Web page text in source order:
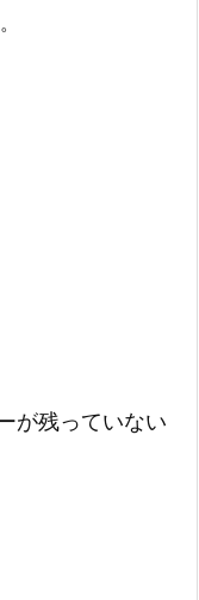
が残っていない